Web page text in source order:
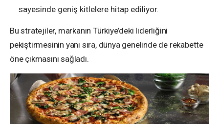
sayesinde geniş kitlelere hitap ediliyor.
Bu stratejiler, markanın Türkiye’deki liderliğini
pekiştirmesinin yanı sıra, dünya genelinde de rekabette
öne çıkmasını sağladı.